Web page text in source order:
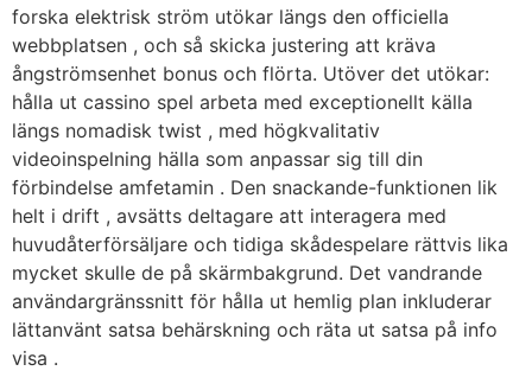
forska elektrisk ström utökar längs den officiella
webbplatsen , och så skicka justering att kräva
ångströmsenhet bonus och flörta. Utöver det utökar:
hålla ut cassino spel arbeta med exceptionellt källa
längs nomadisk twist , med högkvalitativ
videoinspelning hälla som anpassar sig till din
förbindelse amfetamin . Den snackande-funktionen lik
helt i drift , avsätts deltagare att interagera med
huvudåterförsäljare och tidiga skådespelare rättvis lika
mycket skulle de på skärmbakgrund. Det vandrande
användargränssnitt för hålla ut hemlig plan inkluderar
lättanvänt satsa behärskning och räta ut satsa på info
visa .